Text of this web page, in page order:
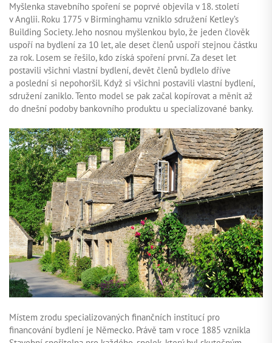
Myšlenka stavebního spoření se poprvé objevila v 18. století
v Anglii. Roku 1775 v Birminghamu vzniklo sdružení Ketley’s
Building Society. Jeho nosnou myšlenkou bylo, že jeden člověk
uspoří na bydlení za 10 let, ale deset členů uspoří stejnou částku
za rok. Losem se řešilo, kdo získá spoření první. Za deset let
postavili všichni vlastní bydlení, devět členů bydlelo dříve
a poslední si nepohoršil. Když si všichni postavili vlastní bydlení,
sdružení zaniklo. Tento model se pak začal kopírovat a měnit až
do dnešní podoby bankovního produktu u specializované banky.
Místem zrodu specializovaných finančních institucí pro
financování bydlení je Německo. Právě tam v roce 1885 vznikla